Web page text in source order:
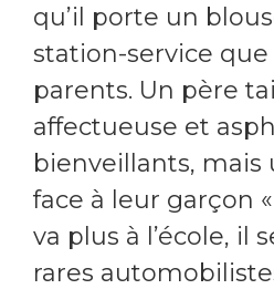
qu’il porte un
station-service
parents. Un père
affectueuse et
bienveillants,
face à leur garçon
va plus à l’école, il
rares